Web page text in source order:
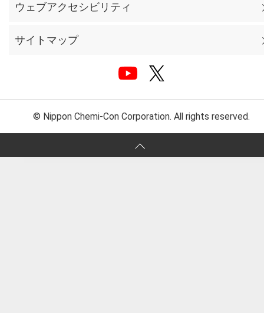
ウェブアクセシビリティ
サイトマップ
© Nippon Chemi-Con Corporation. All rights reserved.